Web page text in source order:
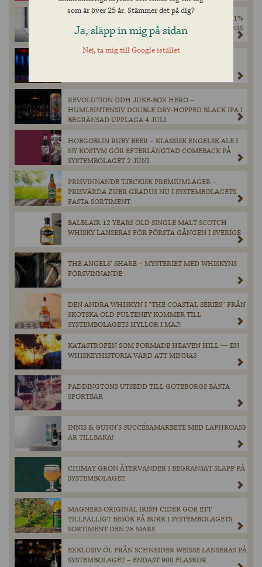
NYHET FRÅN SKOTTLAND: TEQUILA CASK BEER 5,1%
– ÅRETS ANDRA EXKLUSIVA LANSERING FRÅN INNIS
& GUNN
REVOLUTION DDH JUKE-BOX HERO –
HUMLEINTENSIV DOUBLE DRY-HOPPED BLACK IPA I
BEGRÄNSAD UPPLAGA 4 JULI.
HOBGOBLIN RUBY BEER – KLASSISK ENGELSK ALE I
NY KOSTYM GÖR EFTERLÄNGTAD COMEBACK PÅ
SYSTEMBOLAGET 2 JUNI.
PRISVINNANDE TJECKISK PREMIUMLAGER –
PRISVÄRDA ZUBR GRADUS NU I SYSTEMBOLAGETS
FASTA SORTIMENT.
BALBLAIR 12 YEARS OLD SINGLE MALT SCOTCH
WHISKY LANSERAS FÖR FÖRSTA GÅNGEN I SVERIGE
THE ANGELS’ SHARE – MYSTERIET MED WHISKYNS
FÖRSVINNANDE
DEN ANDRA WHISKYN I ”THE COASTAL SERIES” FRÅN
SKOTSKA OLD PULTENEY KOMMER TILL
SYSTEMBOLAGETS HYLLOR I MAJ!
KATASTROFEN SOM FORMADE HEAVEN HILL — EN
WHISKEYHISTORIA VÄRD ATT MINNAS
PADDINGTONS UTSEDD TILL GÖTEBORGS BÄSTA
SPORTBAR
INNIS & GUNN’S SUCCÉSAMARBETE MED LAPHROAIG
ÄR TILLBAKA!
CHIMAY GRÖN ÅTERVÄNDER I BEGRÄNSAT SLÄPP PÅ
SYSTEMBOLAGET.
MAGNERS ORIGINAL IRISH CIDER GÖR ETT
TILLFÄLLIGT BESÖK PÅ BURK I SYSTEMBOLAGETS
SORTIMENT DEN 28 MARS.
EXKLUSIV ÖL FRÅN SCHNEIDER WEISSE LANSERAS PÅ
SYSTEMBOLAGET – ENDAST 900 FLASKOR
som är över 25 år. Stämmer det på dig?
Ja, släpp in mig på sidan
Nej, ta mig till Google istället